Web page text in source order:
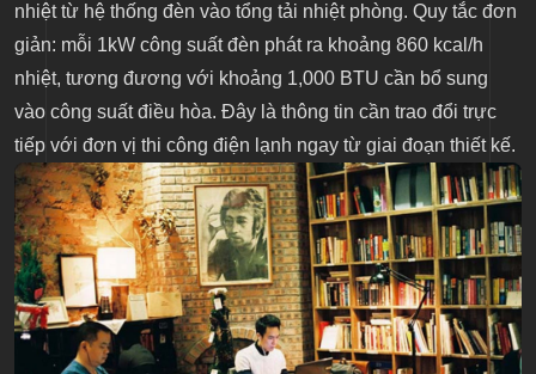
nhiệt từ hệ thống đèn vào tổng tải nhiệt phòng. Quy tắc đơn
giản: mỗi 1kW công suất đèn phát ra khoảng 860 kcal/h
nhiệt, tương đương với khoảng 1,000 BTU cần bổ sung
vào công suất điều hòa. Đây là thông tin cần trao đổi trực
tiếp với đơn vị thi công điện lạnh ngay từ giai đoạn thiết kế.